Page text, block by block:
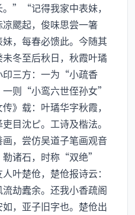
”“记得我家中表妹，
颸起，俊味思尝一箸
，每春必馈此。今随其
冬至后秋日，秋霞叶璚
三方：一为“小疏香
则“小鸾六世侄孙女”
》载：叶璚华字秋霞，
目沈ピ。工诗及楷法。
，尝仿吴道子笔画观音
诸石，时称“双绝”
叶楚伧，楚伧报诗云：
劫蠹余。还我小香疏阁
，亚子旧字也。楚伧出